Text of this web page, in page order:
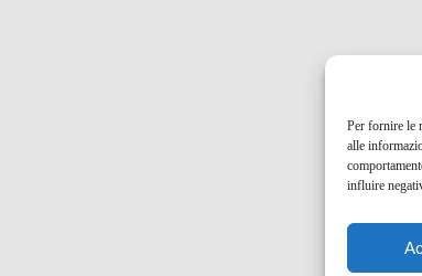
Per fornire le
alle
influire